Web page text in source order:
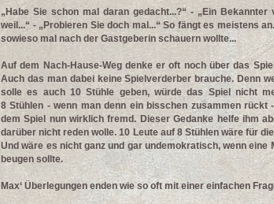
„Habe Sie schon mal daran gedacht...?“ - „Ein
weil...“ - „Probieren Sie doch mal...“ So fängt es meistens
sowieso mal nach der Gastgeberin schauern wollte...
Auf dem Nach-Hause-Weg denke er oft noch über das
Auch das man dabei keine Spielverderber brauche. Denn
solle es auch 10 Stühle geben, würde das Spiel nicht
8 Stühlen - wenn man denn ein bisschen zusammen
dem Spiel nun wirklich fremd. Dieser Gedanke helfe ihm
darüber nicht reden wolle. 10 Leute auf 8 Stühlen wäre für
Und wäre es nicht ganz und gar undemokratisch, wenn
beugen sollte.
Max‘ Überlegungen enden wie so oft mit einer einfachen